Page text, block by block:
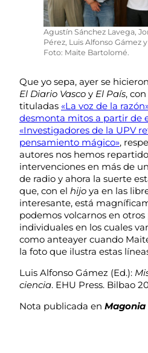
Agustín Sánchez Lavega,
Pérez, Luis Alfonso Gámez
Foto: Maite Bartolomé.
Que yo sepa, ayer se
El Diario Vasco y El País,
tituladas «La voz de la
desmonta mitos a partir de
«Investigadores de la UPV
pensamiento mágico»,
autores nos hemos
intervenciones en más de
de radio y ahora la suerte
que, con el hijo ya en las
interesante, está
podemos volcarnos en
individuales en los cuales
como anteayer cuando
la foto que ilustra estas
Luis Alfonso Gámez (Ed.):
ciencia. EHU Press. Bilbao
Nota publicada en Magonia